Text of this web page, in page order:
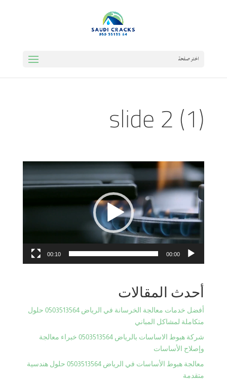
اختر صفحة
slide 2 (1)
مشغل
الفيديو
00:00
00:10
أحدث المقالات
أفضل خدمات معالجة الخرسانة في الرياض 0503513564 حلول
متكاملة لمشاكل المباني
شركة هبوط الاساسات بالرياض 0503513564 خبراء معالجة
وإصلاح الأساسات
معالجة هبوط الأساسات في الرياض 0503513564 حلول هندسية
متقدمة